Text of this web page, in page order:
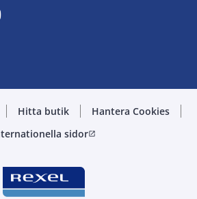
Hitta butik
Hantera Cookies
sidoropen_in_new